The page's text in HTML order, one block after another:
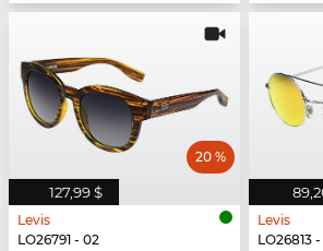
127,99 $
20 %
Levis
LO26791 - 02
Levis
LO26813